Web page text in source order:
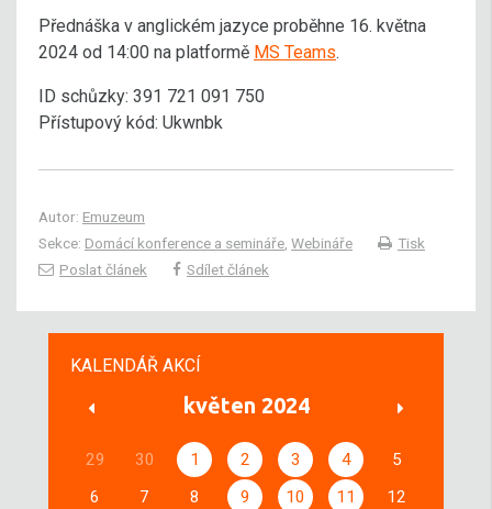
Přednáška v anglickém jazyce proběhne 16. května
2024 od 14:00 na platformě MS Teams.
ID schůzky: 391 721 091 750
Přístupový kód: Ukwnbk
Autor: Emuzeum
Sekce: Domácí konference a semináře, Webináře
Tisk
Poslat článek
Sdílet článek
KALENDÁŘ AKCÍ
květen 2024
29 30 1 2 3 4
5
6
7 8 9 10 11
12